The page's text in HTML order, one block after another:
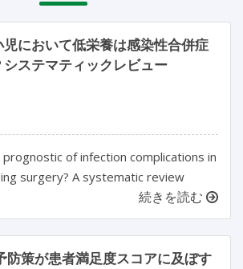
において低栄養は感染性合併症
ステマティックレビュー
of infection complications in
surgery? A systematic review
続きを読む
防策が患者満足度スコアに及ぼす